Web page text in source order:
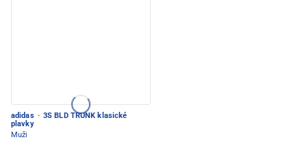
adidas · 3S BLD TRUNK klasické
plavky
Muži